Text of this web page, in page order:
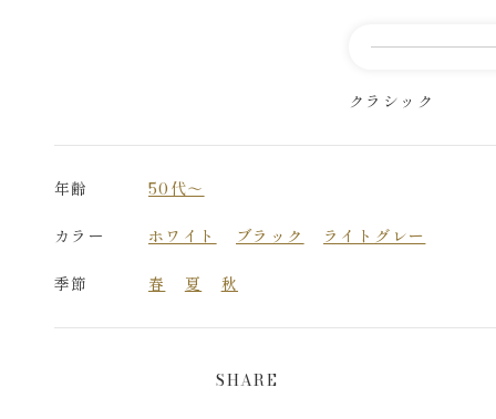
クラシック
年齢
50代～
カラー
ホワイト ブラック
ライトグレー
季節
春 夏 秋
SHARE